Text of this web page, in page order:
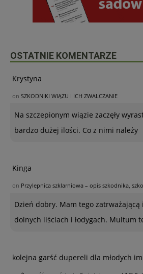
OSTATNIE KOMENTARZE
Krystyna
on SZKODNIKI WIĄZU I ICH ZWALCZANIE
Na szczepionym wiązie zaczęły
bardzo dużej ilości. Co z nimi należy
Kinga
on Przylepnica szklarniowa – opis szkodnika,
Dzień dobry. Mam tego
dolnych liściach i łodygach. Multum
kolejna garść dupereli dla młodych